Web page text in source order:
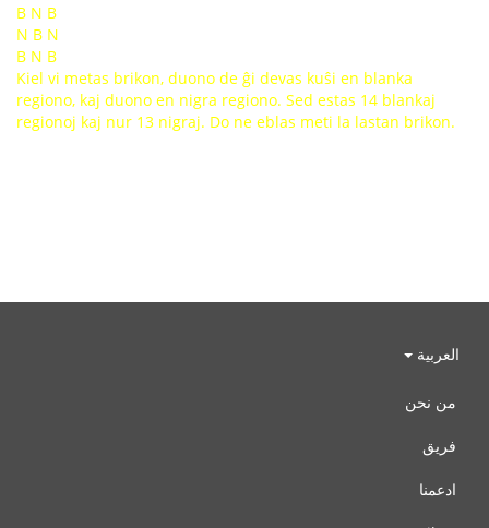
B N B
N B N
B N B
Kiel vi metas brikon, duono de ĝi devas kuŝi en blanka
regiono, kaj duono en nigra regiono. Sed estas 14 blankaj
regionoj kaj nur 13 nigraj. Do ne eblas meti la lastan brikon.
العربية
من نحن
فريق
ادعمنا